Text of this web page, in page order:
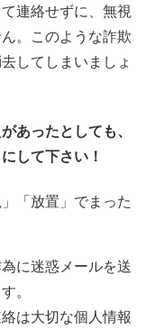
連絡せずに、無視
。このような詐欺
してしまいましょ
あったとしても、
して下さい！
「放置」でまった
に迷惑メールを送
。
は大切な個人情報